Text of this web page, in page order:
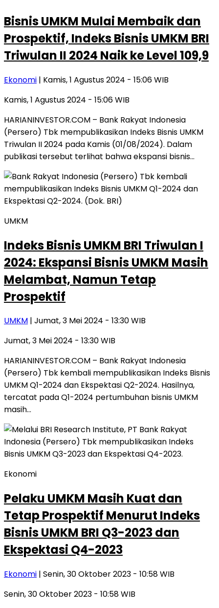
Bisnis UMKM Mulai Membaik dan
Prospektif, Indeks Bisnis UMKM BRI
Triwulan II 2024 Naik ke Level 109,9
Ekonomi | Kamis, 1 Agustus 2024 - 15:06 WIB
Kamis, 1 Agustus 2024 - 15:06 WIB
HARIANINVESTOR.COM – Bank Rakyat Indonesia
(Persero) Tbk mempublikasikan Indeks Bisnis UMKM
Triwulan II 2024 pada Kamis (01/08/2024). Dalam
publikasi tersebut terlihat bahwa ekspansi bisnis…
UMKM
Indeks Bisnis UMKM BRI Triwulan I
2024: Ekspansi Bisnis UMKM Masih
Melambat, Namun Tetap
Prospektif
UMKM | Jumat, 3 Mei 2024 - 13:30 WIB
Jumat, 3 Mei 2024 - 13:30 WIB
HARIANINVESTOR.COM – Bank Rakyat Indonesia
(Persero) Tbk kembali mempublikasikan Indeks Bisnis
UMKM Q1-2024 dan Ekspektasi Q2-2024. Hasilnya,
tercatat pada Q1-2024 pertumbuhan bisnis UMKM
masih…
Ekonomi
Pelaku UMKM Masih Kuat dan
Tetap Prospektif Menurut Indeks
Bisnis UMKM BRI Q3-2023 dan
Ekspektasi Q4-2023
Ekonomi | Senin, 30 Oktober 2023 - 10:58 WIB
Senin, 30 Oktober 2023 - 10:58 WIB